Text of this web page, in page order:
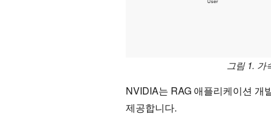
그림 1. 가
NVIDIA는 RAG 애플리케이션 개
제공합니다.